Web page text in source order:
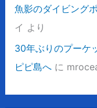
魚影のダイビング
イ より
30年ぶりのプーケ
ピピ島へに